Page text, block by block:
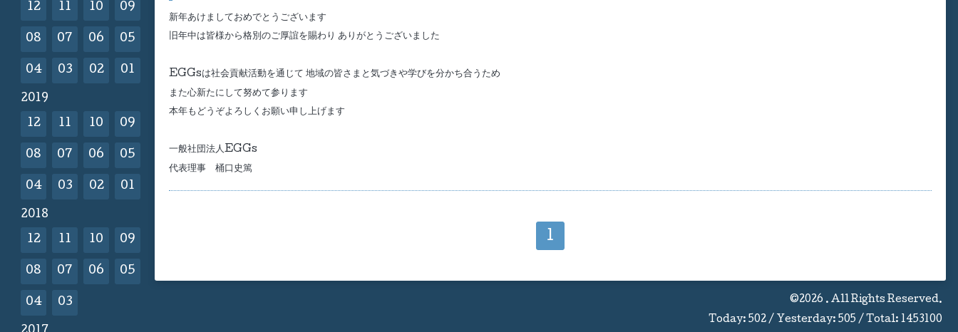
新年あけましておめでとうございます
旧年中は皆様から格別のご厚誼を賜わり ありがとうございました
EGGsは社会貢献活動を通じて 地域の皆さまと気づきや学びを分かち合うため
また心新たにして努めて参ります
本年もどうぞよろしくお願い申し上げます
一般社団法人EGGs
代表理事 桶口史篤
1
©2026 . All Rights Reserved.
Today: 502 / Yesterday: 505 / Total: 1453100
12 11 10 09
08 07 06 05
04 03 02 01
2019
12 11 10 09
08 07 06 05
04 03 02 01
2018
12 11 10 09
08 07 06 05
04 03